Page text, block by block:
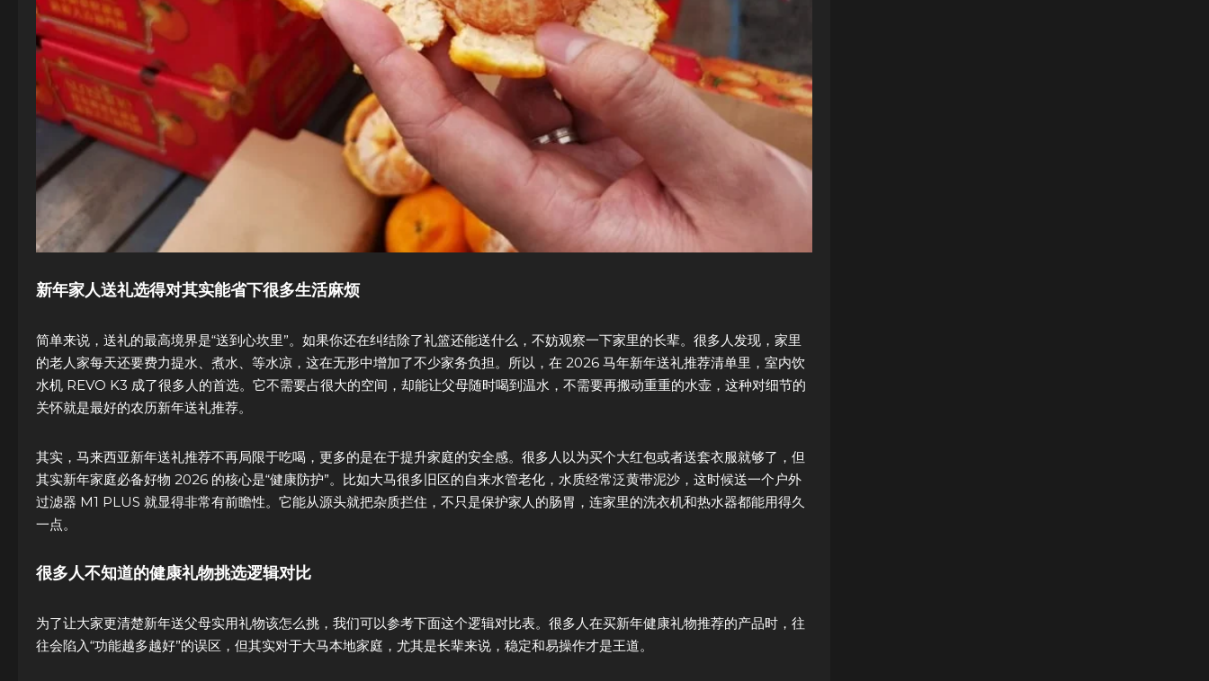
新年家人送礼选得对其实能省下很多生活麻烦
简单来说，送礼的最高境界是“送到心坎里”。如果你还在纠结除了礼篮还能送什么，不妨观察一下家里的长辈。很多人发现，家里
的老人家每天还要费力提水、煮水、等水凉，这在无形中增加了不少家务负担。所以，在 2026 马年新年送礼推荐清单里，室内饮
水机 REVO K3 成了很多人的首选。它不需要占很大的空间，却能让父母随时喝到温水，不需要再搬动重重的水壶，这种对细节的
关怀就是最好的农历新年送礼推荐。
其实，马来西亚新年送礼推荐不再局限于吃喝，更多的是在于提升家庭的安全感。很多人以为买个大红包或者送套衣服就够了，但
其实新年家庭必备好物 2026 的核心是“健康防护”。比如大马很多旧区的自来水管老化，水质经常泛黄带泥沙，这时候送一个户外
过滤器 M1 PLUS 就显得非常有前瞻性。它能从源头就把杂质拦住，不只是保护家人的肠胃，连家里的洗衣机和热水器都能用得久
一点。
很多人不知道的健康礼物挑选逻辑对比
为了让大家更清楚新年送父母实用礼物该怎么挑，我们可以参考下面这个逻辑对比表。很多人在买新年健康礼物推荐的产品时，往
往会陷入“功能越多越好”的误区，但其实对于大马本地家庭，尤其是长辈来说，稳定和易操作才是王道。